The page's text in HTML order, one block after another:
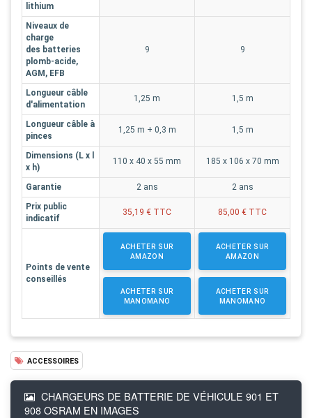
lithium
Niveaux de
charge
des batteries
plomb-acide,
AGM, EFB
9 9
Longueur câble
d'alimentation
1,25 m 1,5 m
Longueur câble à
pinces
1,25 m + 0,3 m 1,5 m
Dimensions (L x l
x h)
110 x 40 x 55 mm 185 x 106 x 70 mm
Garantie 2 ans
2 ans
Prix public
indicatif
35,19 € TTC 85,00 € TTC
Points de vente
conseillés
ACHETER SUR
AMAZON
ACHETER SUR
MANOMANO
ACHETER SUR
AMAZON
ACHETER SUR
MANOMANO
ACCESSOIRES
CHARGEURS DE BATTERIE DE VÉHICULE 901 ET
908 OSRAM EN IMAGES